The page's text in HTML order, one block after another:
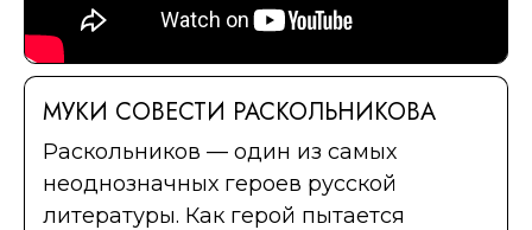
МУКИ СОВЕСТИ РАСКОЛЬНИКОВА
Раскольников — один из самых
неоднозначных героев русской
литературы. Как герой пытается